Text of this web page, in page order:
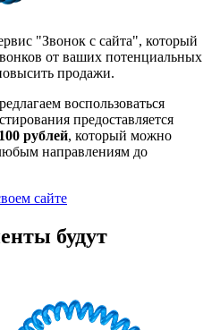
"Звонок с сайта", который
от ваших потенциальных
продажи.
воспользоваться
предоставляется
100 рублей, который можно
направлениям до
сайте
будут